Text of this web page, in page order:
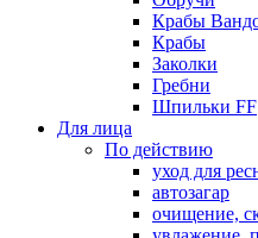
Крабы
Крабы
Заколки
Гребни
Шпильки FF
Для лица
По действию
уход для
автозагар
очищение,